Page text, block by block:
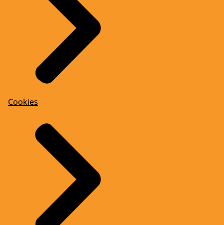
Cookies